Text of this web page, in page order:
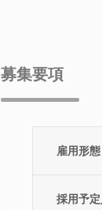
募集要項
雇用形態
採用予